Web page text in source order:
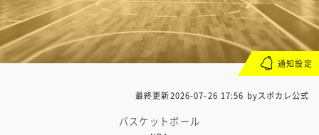
最終更新2026-07-26 17:56 byスポカレ公式
バスケットボール
通知設定